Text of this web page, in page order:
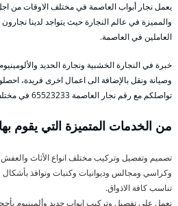
يعمل نجار أبواب العاصمة في مختلف الاوقات من
والمميزة في عالم النجارة حيث يتواجد لدينا
العاملين في العاصمة.
خبرة في النجارة الخشبية ونجارة الحديد
وصيانة ونقل بالإضافة الى اعمال اخرى فريدة،
تواصلكم مع رقم نجار العاصمة 65523233 في مختلف الاوقات على مدار 24 ساعة.
من الخدمات المتميزة التي يقوم
تصميم وتفصيل وتركيب مختلف انواع الأثاث
وكراسي ومجالس وديوانيات وكنبات ونوافذ بأشكال
تناسب كافة الاذواق.
نعمل على تفصيل وتركيب ابواب حديد وألمينيوم